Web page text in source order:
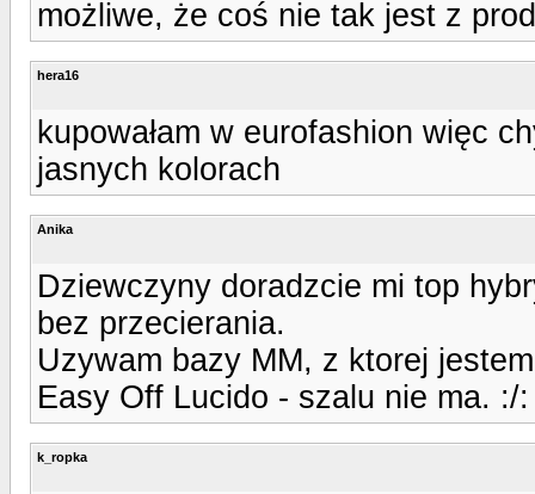
możliwe, że coś nie tak jest z
hera16
kupowałam w eurofashion więc
jasnych kolorach
Anika
Dziewczyny doradzcie mi top
bez przecierania.
Uzywam bazy MM, z ktorej
Easy Off Lucido - szalu nie ma.
k_ropka